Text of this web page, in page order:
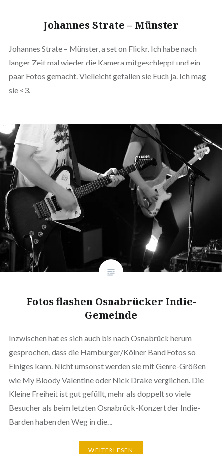
Johannes Strate – Münster
Johannes Strate – Münster, a set on Flickr. Ich habe nach
langer Zeit mal wieder die Kamera mitgeschleppt und ein
paar Fotos gemacht. Vielleicht gefallen sie Euch ja. Ich mag
sie <3.
Fotos flashen Osnabrücker Indie-
Gemeinde
Inzwischen hat es sich auch bis nach Osnabrück herum
gesprochen, dass die Hamburger/Kölner Band Fotos so
Einiges kann. Nicht umsonst werden sie mit Genre-Größen
wie My Bloody Valentine oder Nick Drake verglichen. Die
Kleine Freiheit ist gut gefüllt, mehr als doppelt so viele
Besucher als beim letzten Osnabrück-Konzert der Indie-
Barden haben den Weg in die…
WEITERLESEN